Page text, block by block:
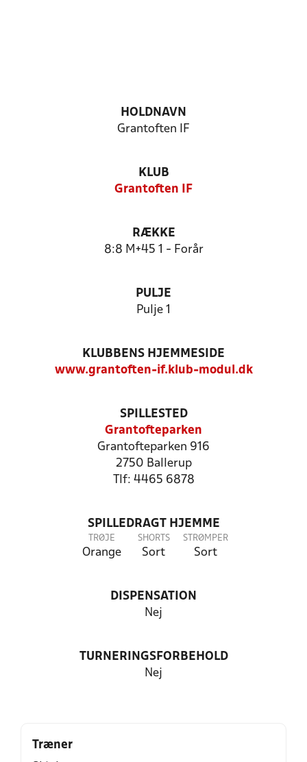
HOLDNAVN
Grantoften IF
KLUB
Grantoften IF
RÆKKE
8:8 M+45 1 - Forår
PULJE
Pulje 1
KLUBBENS HJEMMESIDE
www.grantoften-if.klub-modul.dk
SPILLESTED
Grantofteparken
Grantofteparken 916
2750 Ballerup
Tlf: 4465 6878
SPILLEDRAGT HJEMME
TRØJE
Orange
SHORTS
Sort
STRØMPER
Sort
DISPENSATION
Nej
TURNERINGSFORBEHOLD
Nej
Træner